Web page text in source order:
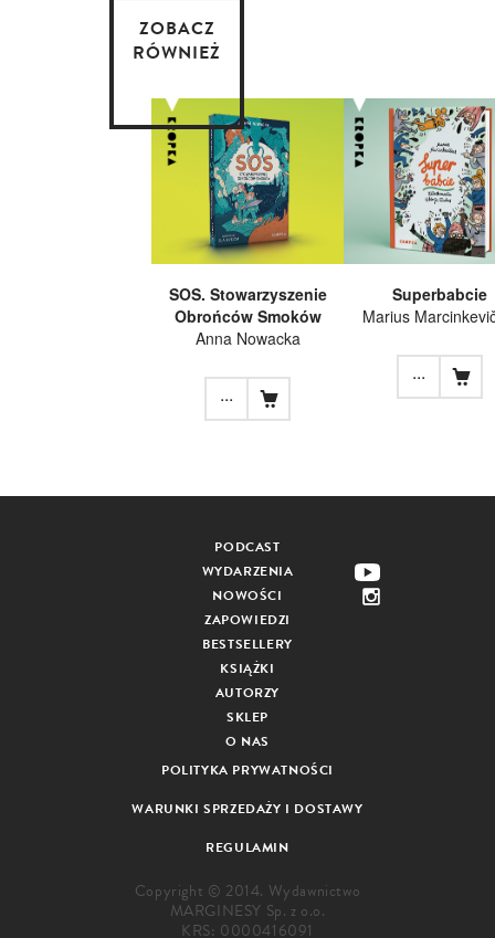
ZOBACZ
RÓWNIEŻ
SOS. Stowarzyszenie
Obrońców Smoków
Anna Nowacka
...
Superbabcie
Marius
...
PODCAST
WYDARZENIA
NOWOŚCI
ZAPOWIEDZI
BESTSELLERY
KSIĄŻKI
AUTORZY
SKLEP
O NAS
POLITYKA PRYWATNOŚCI
WARUNKI SPRZEDAŻY I DOSTAWY
REGULAMIN
Copyright © 2014. Wydawnictwo
MARGINESY Sp. z o.o.
KRS: 0000416091